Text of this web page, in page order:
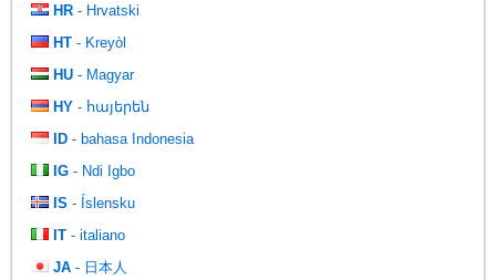
HR - Hrvatski
HT - Kreyòl
HU - Magyar
HY - հայերեն
ID - bahasa Indonesia
IG - Ndi Igbo
IS - Íslensku
IT - italiano
JA - 日本人